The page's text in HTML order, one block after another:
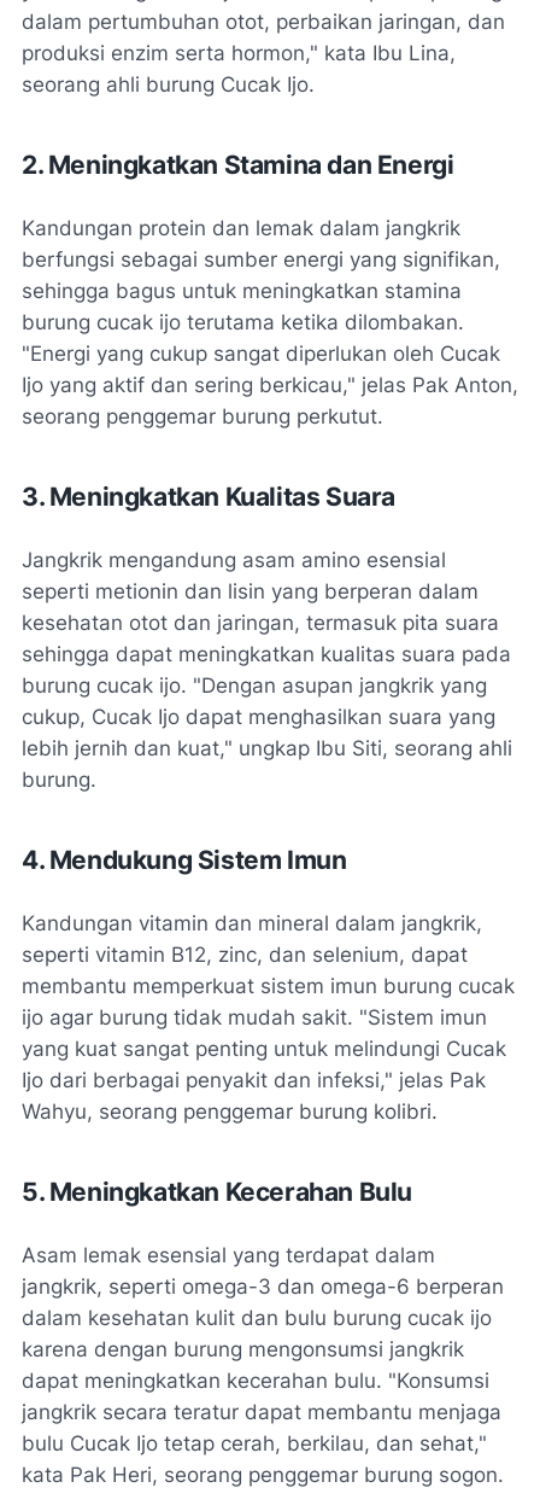
dalam pertumbuhan otot, perbaikan jaringan, dan
produksi enzim serta hormon," kata Ibu Lina,
seorang ahli burung Cucak Ijo.
2. Meningkatkan Stamina dan Energi
Kandungan protein dan lemak dalam jangkrik
berfungsi sebagai sumber energi yang signifikan,
sehingga bagus untuk meningkatkan stamina
burung cucak ijo terutama ketika dilombakan.
"Energi yang cukup sangat diperlukan oleh Cucak
Ijo yang aktif dan sering berkicau," jelas Pak Anton,
seorang penggemar burung perkutut.
3. Meningkatkan Kualitas Suara
Jangkrik mengandung asam amino esensial
seperti metionin dan lisin yang berperan dalam
kesehatan otot dan jaringan, termasuk pita suara
sehingga dapat meningkatkan kualitas suara pada
burung cucak ijo. "Dengan asupan jangkrik yang
cukup, Cucak Ijo dapat menghasilkan suara yang
lebih jernih dan kuat," ungkap Ibu Siti, seorang ahli
burung.
4. Mendukung Sistem Imun
Kandungan vitamin dan mineral dalam jangkrik,
seperti vitamin B12, zinc, dan selenium, dapat
membantu memperkuat sistem imun burung cucak
ijo agar burung tidak mudah sakit. "Sistem imun
yang kuat sangat penting untuk melindungi Cucak
Ijo dari berbagai penyakit dan infeksi," jelas Pak
Wahyu, seorang penggemar burung kolibri.
5. Meningkatkan Kecerahan Bulu
Asam lemak esensial yang terdapat dalam
jangkrik, seperti omega-3 dan omega-6 berperan
dalam kesehatan kulit dan bulu burung cucak ijo
karena dengan burung mengonsumsi jangkrik
dapat meningkatkan kecerahan bulu. "Konsumsi
jangkrik secara teratur dapat membantu menjaga
bulu Cucak Ijo tetap cerah, berkilau, dan sehat,"
kata Pak Heri, seorang penggemar burung sogon.